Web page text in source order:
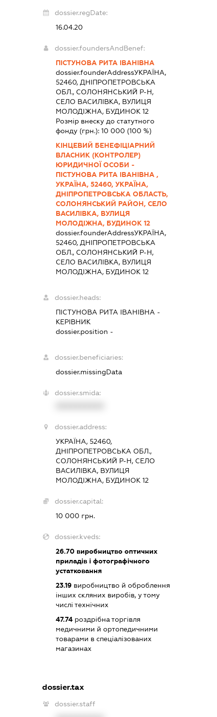
dossier.regDate:
16.04.20
dossier.foundersAndBenef:
ПІСТУНОВА РИТА ІВАНІВНА
dossier.founderAddressУКРАЇНА,
52460, ДНІПРОПЕТРОВСЬКА
ОБЛ., СОЛОНЯНСЬКИЙ Р-Н,
СЕЛО ВАСИЛІВКА, ВУЛИЦЯ
МОЛОДІЖНА, БУДИНОК 12
Розмір внеску до статутного
фонду (грн.): 10 000 (100 %)
КІНЦЕВИЙ БЕНЕФІЦІАРНИЙ
ВЛАСНИК (КОНТРОЛЕР)
ЮРИДИЧНОЇ ОСОБИ -
ПІСТУНОВА РИТА ІВАНІВНА ,
УКРАЇНА, 52460, УКРАЇНА,
ДНІПРОПЕТРОВСЬКА ОБЛАСТЬ,
СОЛОНЯНСЬКИЙ РАЙОН, СЕЛО
ВАСИЛІВКА, ВУЛИЦЯ
МОЛОДІЖНА, БУДИНОК 12
dossier.founderAddressУКРАЇНА,
52460, ДНІПРОПЕТРОВСЬКА
ОБЛ., СОЛОНЯНСЬКИЙ Р-Н,
СЕЛО ВАСИЛІВКА, ВУЛИЦЯ
МОЛОДІЖНА, БУДИНОК 12
dossier.heads:
ПІСТУНОВА РИТА ІВАНІВНА -
КЕРІВНИК
dossier.position -
dossier.beneficiaries:
dossier.missingData
dossier.smida:
dossier.address:
УКРАЇНА, 52460,
ДНІПРОПЕТРОВСЬКА ОБЛ.,
СОЛОНЯНСЬКИЙ Р-Н, СЕЛО
ВАСИЛІВКА, ВУЛИЦЯ
МОЛОДІЖНА, БУДИНОК 12
dossier.capital:
10 000 грн.
dossier.kveds:
26.70виробництво оптичних
приладів і фотографічного
устатковання
23.19виробництво й оброблення
інших скляних виробів, у тому
числі технічних
47.74роздрібна торгівля
медичними й ортопедичними
товарами в спеціалізованих
магазинах
dossier.tax
dossier.staff